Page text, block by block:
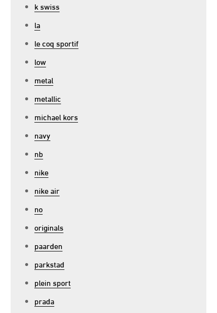
k swiss
la
le coq sportif
low
metal
metallic
michael kors
navy
nb
nike
nike air
no
originals
paarden
parkstad
plein sport
prada